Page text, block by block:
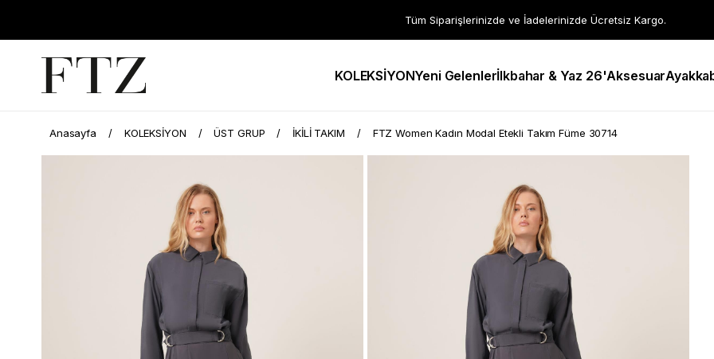
Tüm Siparişlerinizde ve İadelerinizde Ücretsiz Kargo.
KOLEKSİYONYeni Gelenlerİlkbahar & Yaz 26'Aksesuar
Anasayfa KOLEKSİYON ÜST GRUP İKİLİ TAKIM FTZ Women Kadın Modal Etekli Takım Füme 30714